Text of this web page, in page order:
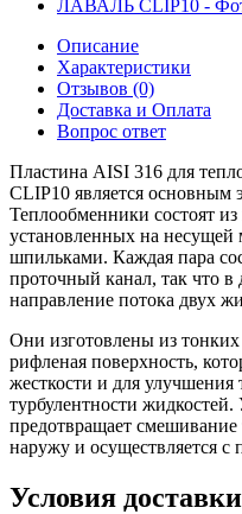
Описание
Характеристики
Отзывов (0)
Доставка и Оплата
Вопрос ответ
Пластина AISI 316 для
CLIP10 является основным
Теплообменники состоят
установленных на несущей
шпильками. Каждая пара
проточный канал, так что в
направление потока двух
Они изготовлены из
рифленая поверхность,
жесткости и для улучшения
турбулентности
предотвращает
наружу и осуществляется
Условия доставки